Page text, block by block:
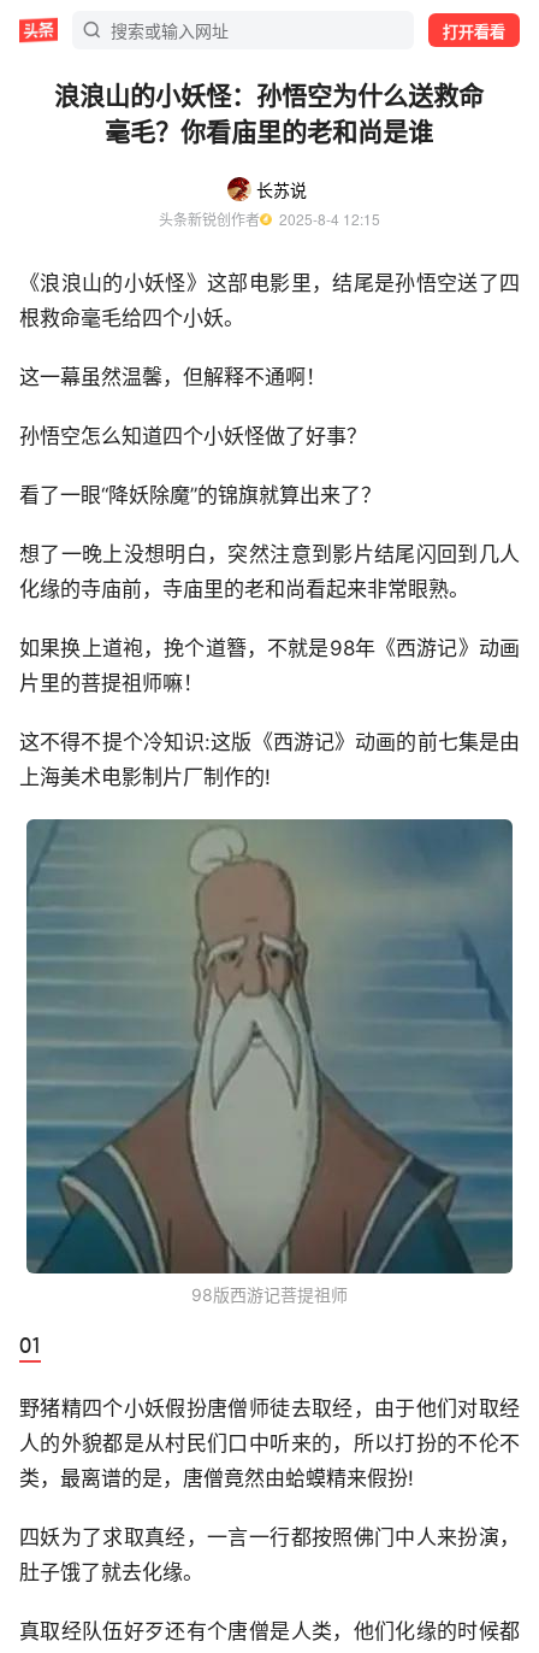
打开看看
浪浪山的小妖怪：孙悟空为什么送救命
毫毛？你看庙里的老和尚是谁
长苏说
头条新锐创作者
  2025-8-4 12:15
《浪浪山的小妖怪》这部电影里，结尾是孙悟空送了四
根救命毫毛给四个小妖。
这一幕虽然温馨，但解释不通啊！
孙悟空怎么知道四个小妖怪做了好事？
看了一眼“降妖除魔”的锦旗就算出来了？
想了一晚上没想明白，突然注意到影片结尾闪回到几人
化缘的寺庙前，寺庙里的老和尚看起来非常眼熟。
如果换上道袍，挽个道簪，不就是98年《西游记》动画
片里的菩提祖师嘛！
这不得不提个冷知识:这版《西游记》动画的前七集是由
上海美术电影制片厂制作的!
98版西游记菩提祖师
野猪精四个小妖假扮唐僧师徒去取经，由于他们对取经
人的外貌都是从村民们口中听来的，所以打扮的不伦不
类，最离谱的是，唐僧竟然由蛤蟆精来假扮!
四妖为了求取真经，一言一行都按照佛门中人来扮演，
肚子饿了就去化缘。
真取经队伍好歹还有个唐僧是人类，他们化缘的时候都